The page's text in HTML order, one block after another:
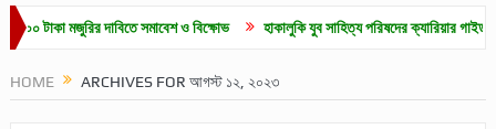
মজুরির দাবিতে সমাবেশ ও বিক্ষোভ হাকালুকি যুব সাহিত্য পরিষদের ক্যারিয়ার গাইডলাইন ও
HOME ARCHIVES FOR আগস্ট ১২, ২০২৩